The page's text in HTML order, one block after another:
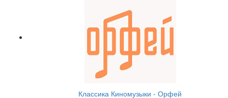
Классика Киномузыки - Орфей